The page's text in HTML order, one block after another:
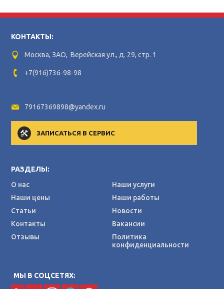
КОНТАКТЫ:
Москва, ЗАО, Верейская ул., д. 29, стр. 1
+7(916)736-98-98
79167369898@yandex.ru
ЗАПИСАТЬСЯ В СЕРВИС
РАЗДЕЛЫ:
О нас
Наши услуги
Наши цены
Наши работы
Статьи
Новости
Контакты
Вакансии
Отзывы
Политика
конфиденциальности
МЫ В СОЦСЕТЯХ: